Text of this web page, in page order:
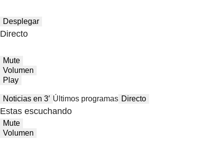
Desplegar
Directo
Mute
Volumen
Play
Noticias en 3′ Últimos programas Directo
Estas escuchando
Mute
Volumen